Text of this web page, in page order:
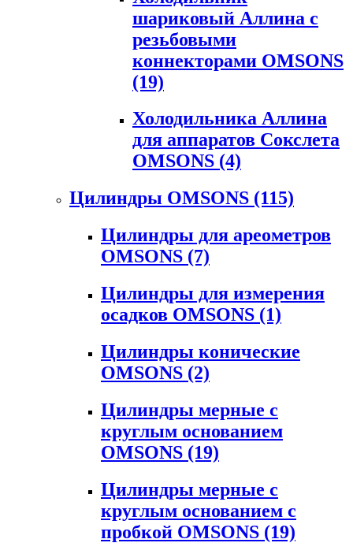
шариковый Аллина с
резьбовыми
коннекторами OMSONS
(19)
Холодильника Аллина
для аппаратов Сокслета
OMSONS (4)
Цилиндры OMSONS (115)
Цилиндры для ареометров
OMSONS (7)
Цилиндры для измерения
осадков OMSONS (1)
Цилиндры конические
OMSONS (2)
Цилиндры мерные с
круглым основанием
OMSONS (19)
Цилиндры мерные с
круглым основанием с
пробкой OMSONS (19)